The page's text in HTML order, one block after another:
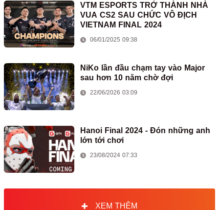
VTM ESPORTS TRỞ THÀNH NHÀ
VUA CS2 SAU CHỨC VÔ ĐỊCH
VIETNAM FINAL 2024
06/01/2025 09:38
NiKo lần đầu chạm tay vào Major
sau hơn 10 năm chờ đợi
22/06/2026 03:09
Hanoi Final 2024 - Đón những anh
lớn tới chơi
23/08/2024 07:33
XEM THÊM